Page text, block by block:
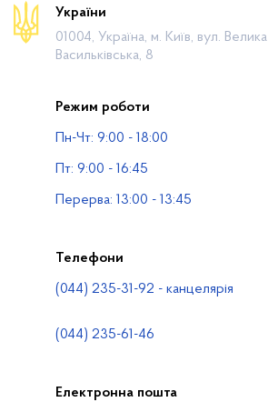
Діяльність
Громадянам
Публічна інформація
Водогосподарські організації
України
01004, Україна, м. Київ, вул. Велика
Васильківська, 8
Режим роботи
Пн-Чт: 9:00 - 18:00
Пт: 9:00 - 16:45
Перерва: 13:00 - 13:45
Телефони
(044) 235-31-92 - канцелярія
(044) 235-61-46
Електронна пошта